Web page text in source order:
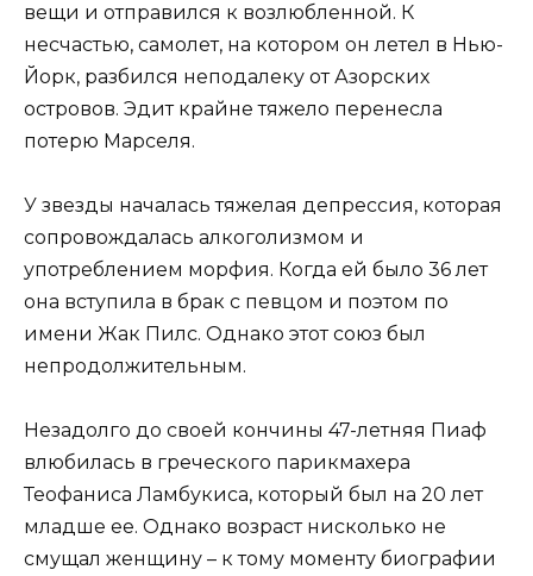
вещи и отправился к возлюбленной. К
несчастью, самолет, на котором он летел в Нью-
Йорк, разбился неподалеку от Азорских
островов. Эдит крайне тяжело перенесла
потерю Марселя.
У звезды началась тяжелая депрессия, которая
сопровождалась алкоголизмом и
употреблением морфия. Когда ей было 36 лет
она вступила в брак с певцом и поэтом по
имени Жак Пилс. Однако этот союз был
непродолжительным.
Незадолго до своей кончины 47-летняя Пиаф
влюбилась в греческого парикмахера
Теофаниса Ламбукиса, который был на 20 лет
младше ее. Однако возраст нисколько не
смущал женщину – к тому моменту биографии